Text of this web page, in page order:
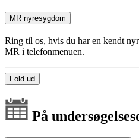
MR nyresygdom
Ring til os, hvis du har en kendt
MR i telefonmenuen.
Fold ud
På